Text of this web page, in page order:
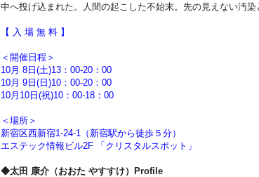
中へ投げ込まれた。人間の起こした不始末。先の見えない汚染
【 入 場 無 料 】
＜開催日程＞
10月 8日(土)13：00-20：00
10月 9日(日)10：00-20：00
10月10日(祝)10：00-18：00
＜場所＞
新宿区西新宿1-24-1（新宿駅から徒歩５分）
エステック情報ビル2F 「クリスタルスポット」
◆太田 康介（おおた やすすけ）Profile